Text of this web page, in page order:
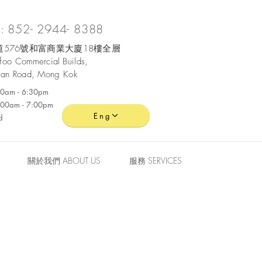
852- 2944- 8388
576號和富商業大廈18樓全層
Commercial Builds,
Road, Mong Kok
- 6:30pm
- 7:00pm
Eng
關於我們 ABOUT US 服務 SERVICES